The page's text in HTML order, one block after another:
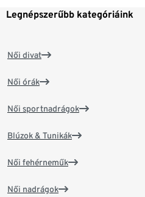
Legnépszerűbb kategóriáink
Női divat
Női órák
Női sportnadrágok
Blúzok & Tunikák
Női fehérneműk
Női nadrágok